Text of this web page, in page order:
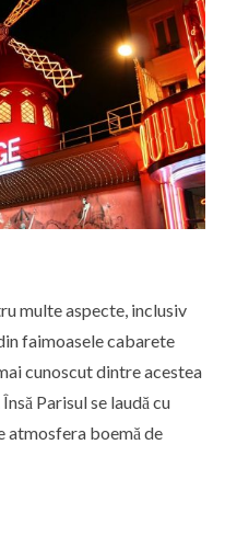
multe aspecte, inclusiv
faimoasele cabarete
cunoscut dintre acestea
Parisul se laudă cu
atmosfera boemă de